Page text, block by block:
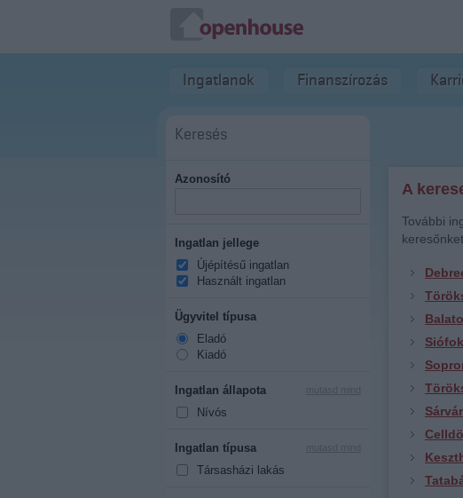
Ingatlanok Finanszírozás
Keresés
Azonosító
Ingatlan jellege
Újépítésű ingatlan
Használt ingatlan
Ügyvitel típusa
Eladó
Kiadó
Ingatlan állapota
Nívós
Ingatlan típusa
Társasházi lakás
A
További
Siófok
Sárvár